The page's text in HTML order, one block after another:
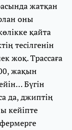
жатқан
оны
қайта
тесілгенін
жоқ. Трассаға
жақын
Бүгін
да, джиптің
кейіпте